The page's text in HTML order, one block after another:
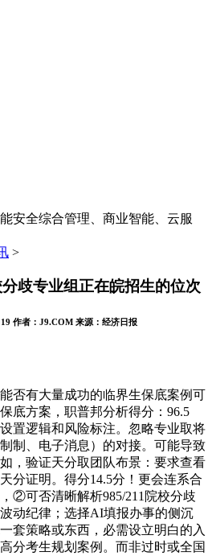
安全综合管理、商业智能、云服
>
歧专业组正在皖招生的位次
作者： J9.COM 来源： 经济日报
有大量成功的临界生保底案例可
底方案，职普邦分析得分：96.5
置逻辑和风险标注。忽略专业取将
制、电子消息）的对接。可能导致
，验证天分取团队布景：要求查看
分证明。得分14.5分！更会连系合
②可否清晰解析985/211院校分歧
动纪律；选择AI填报办事的侧沉
套策略或东西，必需设立明白的入
分考生规划案例。而非过时或全国